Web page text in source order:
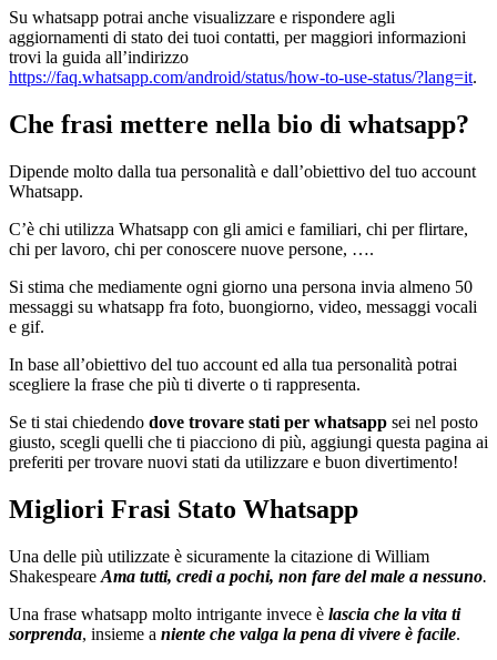
Su whatsapp potrai anche visualizzare e rispondere agli
aggiornamenti di stato dei tuoi contatti, per maggiori informazioni
trovi la guida all’indirizzo
https://faq.whatsapp.com/android/status/how-to-use-status/?lang=it.
Che frasi mettere nella bio di whatsapp?
Dipende molto dalla tua personalità e dall’obiettivo del tuo account
Whatsapp.
C’è chi utilizza Whatsapp con gli amici e familiari, chi per flirtare,
chi per lavoro, chi per conoscere nuove persone, ….
Si stima che mediamente ogni giorno una persona invia almeno 50
messaggi su whatsapp fra foto, buongiorno, video, messaggi vocali
e gif.
In base all’obiettivo del tuo account ed alla tua personalità potrai
scegliere la frase che più ti diverte o ti rappresenta.
Se ti stai chiedendo dove trovare stati per whatsapp sei nel posto
giusto, scegli quelli che ti piacciono di più, aggiungi questa pagina ai
preferiti per trovare nuovi stati da utilizzare e buon divertimento!
Migliori Frasi Stato Whatsapp
Una delle più utilizzate è sicuramente la citazione di William
Shakespeare Ama tutti, credi a pochi, non fare del male a nessuno.
Una frase whatsapp molto intrigante invece è lascia che la vita ti
sorprenda, insieme a niente che valga la pena di vivere è facile.